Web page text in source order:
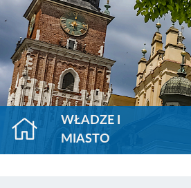
WŁADZE I
MIASTO